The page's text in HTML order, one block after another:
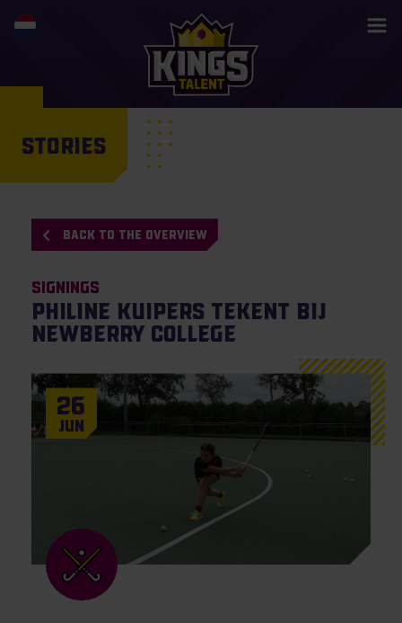
STORIES
BACK TO THE OVERVIEW
Signings
Philine Kuipers tekent bij
Newberry College
26
Jun